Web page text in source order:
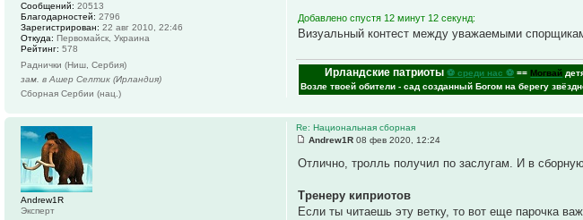
Добавлено спустя 12 минут 12 секунд:
Визуальный контест между уважаемыми
Ирландские патриоты ⚽ среди нас ⚽ ==Могвай
Возле твоей обители - сад созданный Богом на берегу
Сообщений: 20513
Благодарностей: 2796
Зарегистрирован: 22 авг 2010, 22:46
Откуда: Первомайск, Украина
Рейтинг: 578
Раднички (Ниш, Сербия)
зам. в Ашер Селтик (Ирландия)
Сборная Сербии (нац.)
Re: Национальная сборная
Andrew1R 08 фев 2020, 12:24
Отлично, тролль получил по заслугам. И в
Тренеру киприотов
Если ты читаешь эту ветку, то вот еще парочка
Andrew1R
Эксперт